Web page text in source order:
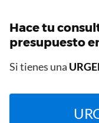
Hace tu
presupuesto
Si tienes una